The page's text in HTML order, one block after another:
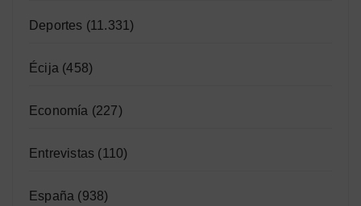
Deportes (11.331)
Écija (458)
Economía (227)
Entrevistas (110)
España (938)